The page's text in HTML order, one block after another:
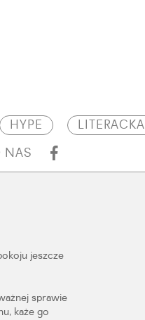
HYPE LITERACKA
NAS
jeszcze
sprawie
każe go